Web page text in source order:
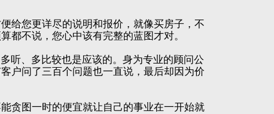
给您更详尽的说明和报价，就像买房子，不
都不说，您心中该有完整的蓝图才对。
听、多比较也是应该的。身为专业的顾问公
户问了三百个问题也一直说，最后却因为价
贪图一时的便宜就让自己的事业在一开始就